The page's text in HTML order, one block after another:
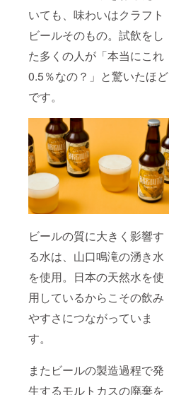
いても、味わいはクラフト
ビールそのもの。試飲をし
た多くの人が「本当にこれ
0.5％なの？」と驚いたほど
です。
ビールの質に大きく影響す
る水は、山口鳴滝の湧き水
を使用。日本の天然水を使
用しているからこその飲み
やすさにつながっていま
す。
またビールの製造過程で発
生するモルトカスの廃棄を